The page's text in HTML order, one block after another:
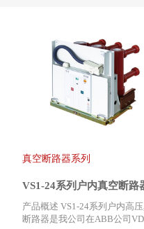
真空断路器系列
VS1-24系列户内真空断路
产品概述 VS1-24系列户内高压真空
断路器是我公司在ABB公司